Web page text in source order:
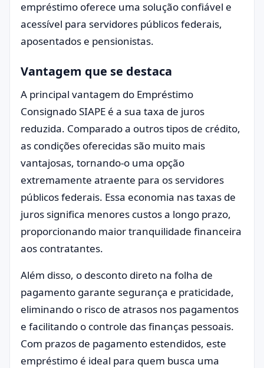
empréstimo oferece uma solução confiável e
acessível para servidores públicos federais,
aposentados e pensionistas.
Vantagem que se destaca
A principal vantagem do Empréstimo
Consignado SIAPE é a sua taxa de juros
reduzida. Comparado a outros tipos de crédito,
as condições oferecidas são muito mais
vantajosas, tornando-o uma opção
extremamente atraente para os servidores
públicos federais. Essa economia nas taxas de
juros significa menores custos a longo prazo,
proporcionando maior tranquilidade financeira
aos contratantes.
Além disso, o desconto direto na folha de
pagamento garante segurança e praticidade,
eliminando o risco de atrasos nos pagamentos
e facilitando o controle das finanças pessoais.
Com prazos de pagamento estendidos, este
empréstimo é ideal para quem busca uma